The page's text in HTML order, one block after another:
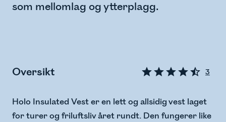
som mellomlag og ytterplagg.
Oversikt 3
Holo Insulated Vest er en lett og allsidig vest laget
for turer og friluftsliv året rundt. Den fungerer like